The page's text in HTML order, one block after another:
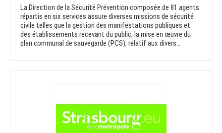
La Direction de la Sécurité Prévention composée de 81 agents
répartis en six services assure diverses missions de sécurité
civile telles que la gestion des manifestations publiques et
des établissements recevant du public, la mise en œuvre du
plan communal de sauvegarde (PCS), relatif aux divers...